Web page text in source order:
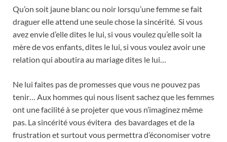
Qu’on soit jaune blanc ou noir lorsqu’une femme se fait
draguer elle attend une seule chose la sincérité. Si vous
avez envie d’elle dites le lui, si vous voulez qu’elle soit la
mère de vos enfants, dites le lui, si vous voulez avoir une
relation qui aboutira au mariage dites le lui…
Ne lui faites pas de promesses que vous ne pouvez pas
tenir… Aux hommes qui nous lisent sachez que les femmes
ont une facilité à se projeter que vous n’imaginez même
pas. La sincérité vous évitera des bavardages et de la
frustration et surtout vous permettra d’économiser votre